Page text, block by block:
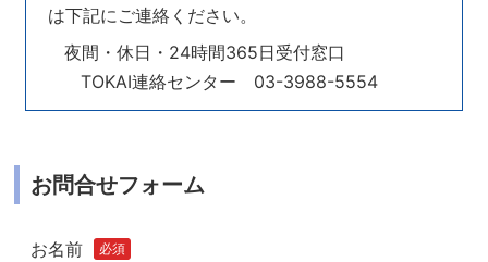
は下記にご連絡ください。
夜間・休日・24時間365日受付窓口
TOKAI連絡センター 03-3988-5554
お問合せフォーム
お名前 必須